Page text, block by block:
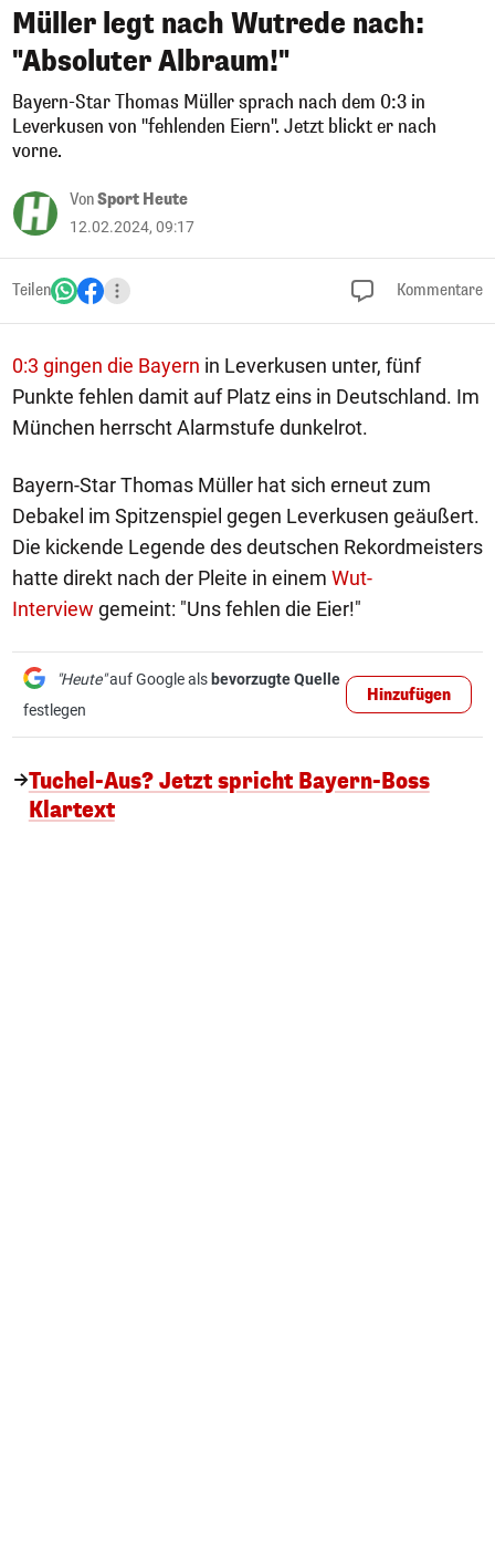
Müller legt nach Wutrede nach:
"Absoluter Albraum!"
Bayern-Star Thomas Müller sprach nach dem 0:3 in
Leverkusen von "fehlenden Eiern". Jetzt blickt er nach
vorne.
VonSport Heute
12.02.2024, 09:17
Teilen Kommentare
0:3 gingen die Bayern in Leverkusen unter, fünf
Punkte fehlen damit auf Platz eins in Deutschland. Im
München herrscht Alarmstufe dunkelrot.
Bayern-Star Thomas Müller hat sich erneut zum
Debakel im Spitzenspiel gegen Leverkusen geäußert.
Die kickende Legende des deutschen Rekordmeisters
hatte direkt nach der Pleite in einem Wut-
Interview gemeint: "Uns fehlen die Eier!"
"Heute"auf Google als bevorzugte Quelle
festlegen
Hinzufügen
Tuchel-Aus? Jetzt spricht Bayern-Boss
Klartext